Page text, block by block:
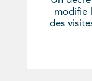
modifie
des